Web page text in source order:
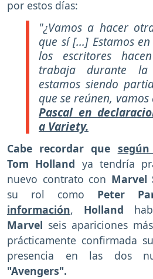
por estos días:
"¿Vamos a hacer
que sí [...] Estamos
los escritores
trabaja durante la
estamos siendo
que se reúnen,
Pascal en
a Variety.
Cabe recordar que
Tom Holland ya tendría
nuevo contrato con Marvel
su rol como Peter
información, Holland
Marvel seis apariciones
prácticamente confirmada
presencia en las dos
"Avengers".